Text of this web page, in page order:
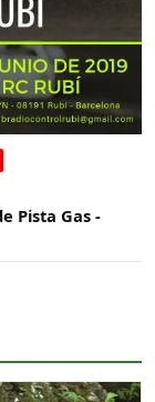
Pista Gas -